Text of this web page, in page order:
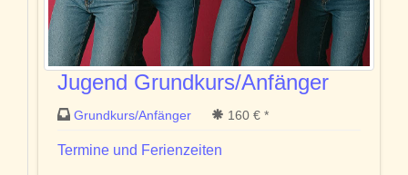
Jugend Grundkurs/Anfänger
Grundkurs/Anfänger 160 € *
Termine und Ferienzeiten